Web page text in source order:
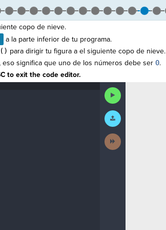
copo de nieve.
a la parte inferior de tu programa.
para dirigir tu figura a el siguiente copo de nieve.
significa que uno de los números debe ser 0.
to exit the code editor.
Run
Code
Submit
Work
Next
Activity